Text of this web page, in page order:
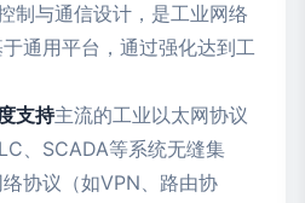
制与通信设计，是工业网络
通用平台，通过强化达到工
支持主流的工业以太网协议
、SCADA等系统无缝集
协议（如VPN、路由协